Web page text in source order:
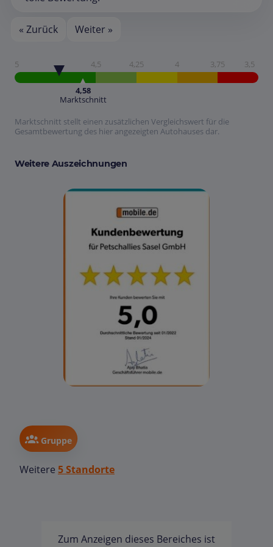
« Zurück Weiter »
5 4,5 4,25 4 3,75 3,5
4,58
Marktschnitt
Marktschnitt stellt einen zusätzlichen Vergleichswert für die
Gesamtbewertung des hier angezeigten Autohauses dar.
Weitere Auszeichnungen
Gruppe
Weitere 5 Standorte
Zum Anzeigen dieses Bereiches ist